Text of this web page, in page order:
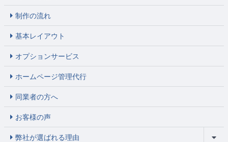
制作の流れ
基本レイアウト
オプションサービス
ホームページ管理代行
同業者の方へ
お客様の声
弊社が選ばれる理由